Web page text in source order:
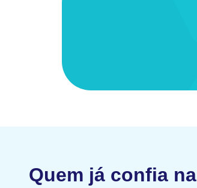
Quem já confia na